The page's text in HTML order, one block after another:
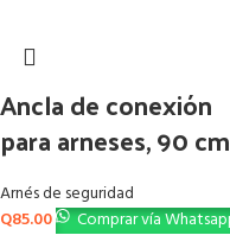
Ancla de conexión
para arneses, 90 cm
Arnés de seguridad
Q85.00 Comprar vía